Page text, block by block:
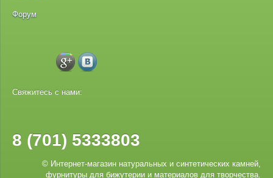
Форум
Свяжитесь с нами:
8 (701) 5333803
© Интернет-магазин натуральных и синтетических камней,
фурнитуры для бижутерии и материалов для творчества.